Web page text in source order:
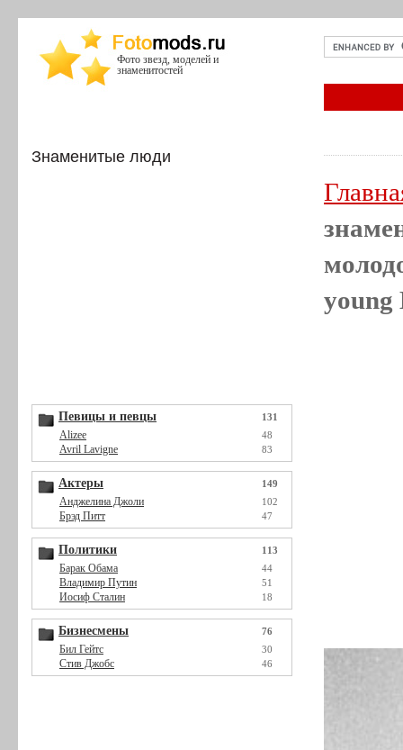
Фото звезд, моделей и
знаменитостей
Знаменитые люди
Певицы и певцы 131
Alizee 48
Avril Lavigne 83
Актеры 149
Анджелина Джоли 102
Брэд Питт 47
Политики 113
Барак Обама 44
Владимир Путин 51
Иосиф Сталин 18
Бизнесмены 76
Бил Гейтс 30
Стив Джобс 46
young